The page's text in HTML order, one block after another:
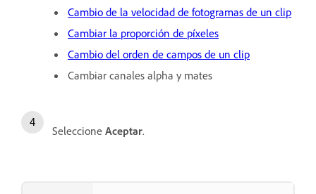
Cambio de la velocidad de fotogramas de un clip
Cambiar la proporción de píxeles
Cambio del orden de campos de un clip
Cambiar canales alpha y mates
Seleccione Aceptar.